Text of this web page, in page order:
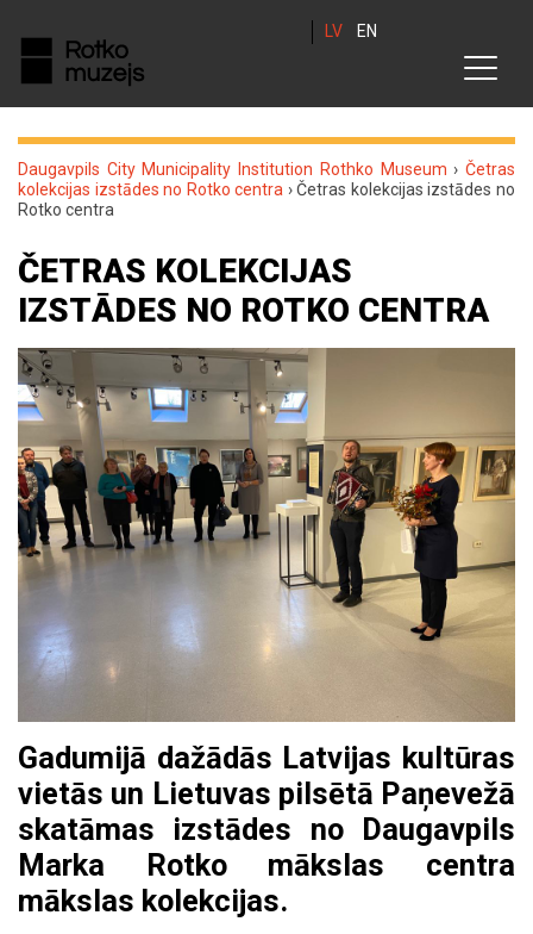
LV EN
Daugavpils City Municipality Institution Rothko Museum ›Četras
kolekcijas izstādes no Rotko centra ›Četras kolekcijas izstādes no
Rotko centra
ČETRAS KOLEKCIJAS
IZSTĀDES NO ROTKO CENTRA
Gadumijā dažādās Latvijas kultūras
vietās un Lietuvas pilsētā Paņevežā
skatāmas izstādes no Daugavpils
Marka Rotko mākslas centra
mākslas kolekcijas.